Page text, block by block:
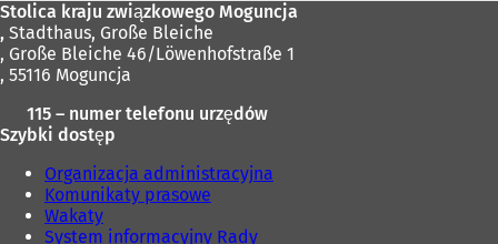
Stolica kraju związkowego Moguncja
, Stadthaus, Große Bleiche
, Große Bleiche 46/Löwenhofstraße 1
, 55116 Moguncja
115 – numer telefonu urzędów
Szybki dostęp
Organizacja administracyjna
Komunikaty prasowe
Wakaty
System informacyjny Rady